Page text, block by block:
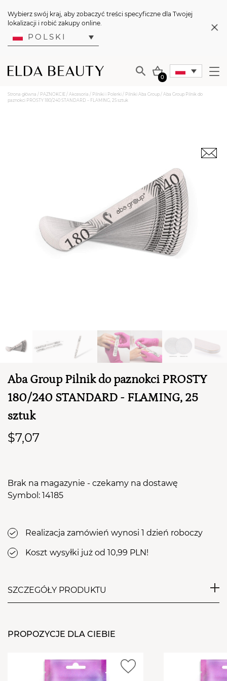
Wybierz swój kraj, aby zobaczyć treści specyficzne dla Twojej
lokalizacji i robić zakupy online.
POLSKI
0
Suma koszyka (0)
Strona główna / PAZNOKCIE / Akcesoria / Pilniki i Polerki / Pilniki Aba Group / Aba Group Pilnik do
paznokci PROSTY 180/240 STANDARD – FLAMING, 25 sztuk
Aba Group Pilnik do paznokci PROSTY
180/240 STANDARD - FLAMING, 25
sztuk
$7,07
Brak na magazynie - czekamy na dostawę
Symbol: 14185
Realizacja zamówień wynosi 1 dzień roboczy
Koszt wysyłki już od 10,99 PLN!
SZCZEGÓŁY PRODUKTU
gradacji 180/240, dedykowane do użytku
wymagających efektywnego, a jednocześnie
PROPOZYCJE DLA CIEBIE